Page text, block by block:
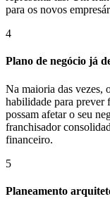
para os novos
4
Plano de negócio já
Na maioria das vezes,
habilidade para prever
possam afetar o seu
franchisador
financeiro.
5
Planeamento